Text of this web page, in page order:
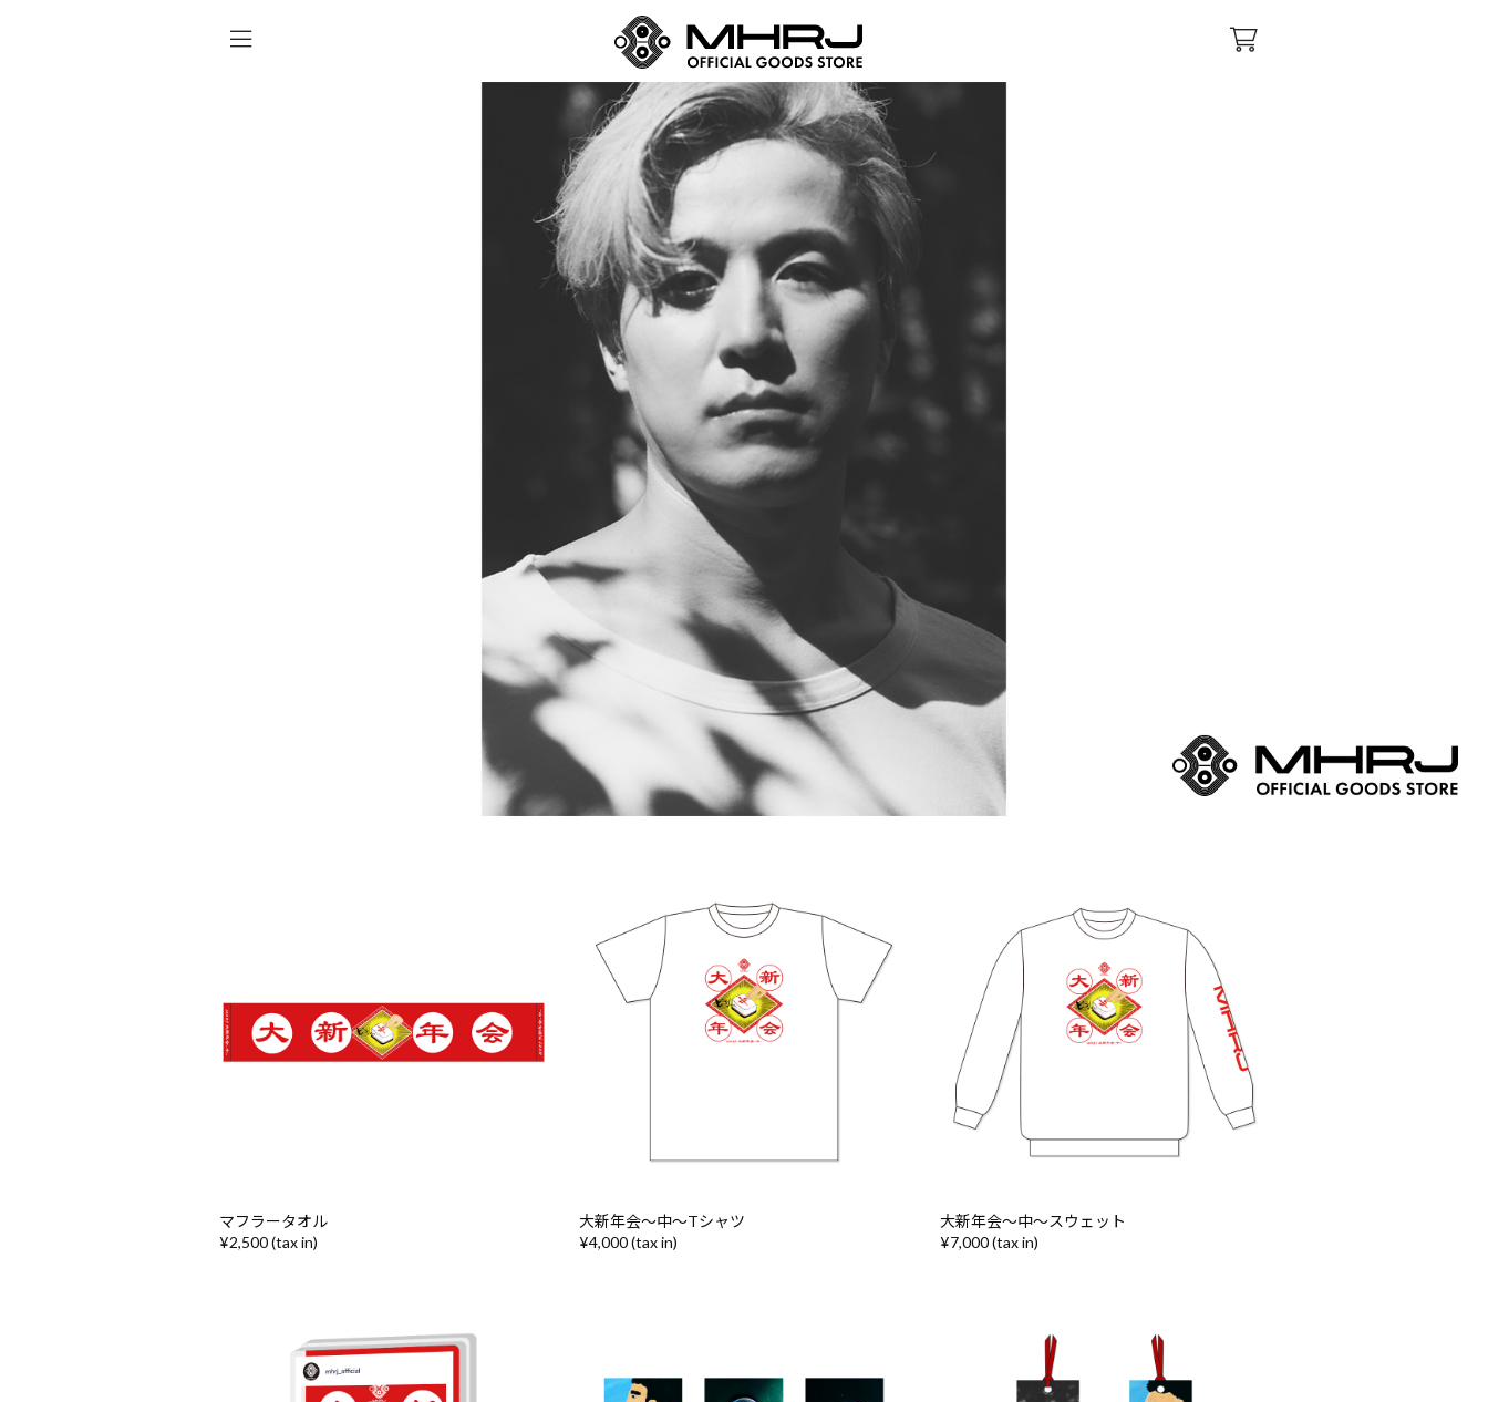
マフラータオル
¥2,500 (tax in)
大新年会〜中〜Tシャツ
¥4,000 (tax in)
大新年会〜中〜スウェット
¥7,000 (tax in)